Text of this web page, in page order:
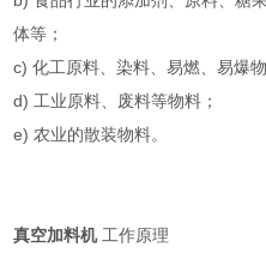
体等；
c) 化工原料、染料、易燃、易爆
d) 工业原料、废料等物料；
e) 农业的散装物料。
真空加料机 工作原理